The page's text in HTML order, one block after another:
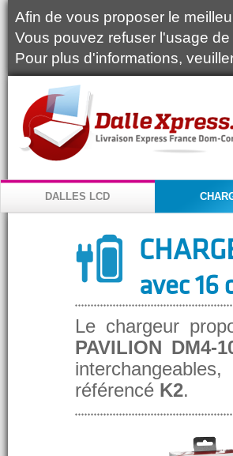
Afin de vous proposer le
Vous pouvez refuser l'usage
Pour plus d'informations,
DALLES LCD
avec 16
Le chargeur
PAVILION DM4-
référencé K2.